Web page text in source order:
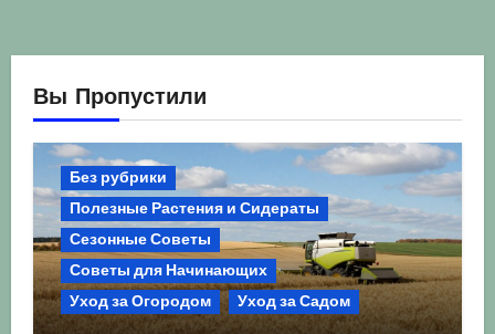
Вы Пропустили
Без рубрики
Полезные Растения и Сидераты
Сезонные Советы
Советы для Начинающих
Уход за Огородом
Уход за Садом